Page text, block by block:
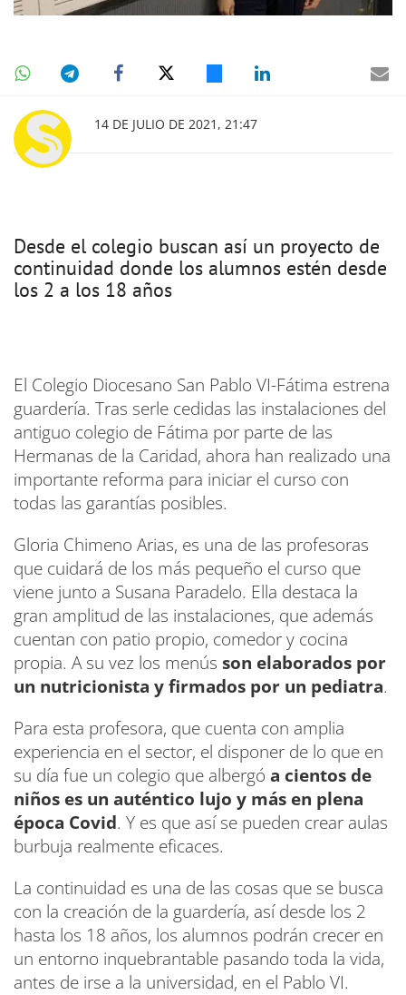
14 DE JULIO DE 2021, 21:47
Desde el colegio buscan así un proyecto de
continuidad donde los alumnos estén desde
los 2 a los 18 años
El Colegio Diocesano San Pablo VI-Fátima estrena
guardería. Tras serle cedidas las instalaciones del
antiguo colegio de Fátima por parte de las
Hermanas de la Caridad, ahora han realizado una
importante reforma para iniciar el curso con
todas las garantías posibles.
Gloria Chimeno Arias, es una de las profesoras
que cuidará de los más pequeño el curso que
viene junto a Susana Paradelo. Ella destaca la
gran amplitud de las instalaciones, que además
cuentan con patio propio, comedor y cocina
propia. A su vez los menús son elaborados por
un nutricionista y firmados por un pediatra.
Para esta profesora, que cuenta con amplia
experiencia en el sector, el disponer de lo que en
su día fue un colegio que albergó a cientos de
niños es un auténtico lujo y más en plena
época Covid. Y es que así se pueden crear aulas
burbuja realmente eficaces.
La continuidad es una de las cosas que se busca
con la creación de la guardería, así desde los 2
hasta los 18 años, los alumnos podrán crecer en
un entorno inquebrantable pasando toda la vida,
antes de irse a la universidad, en el Pablo VI.